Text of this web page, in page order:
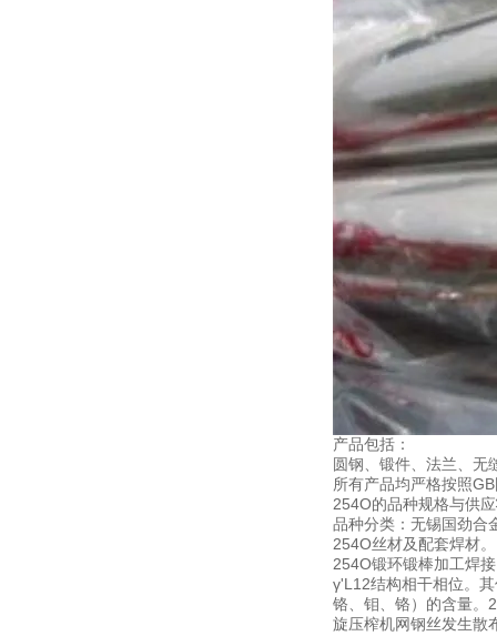
产品包括：
圆钢、锻件、法兰、无
所有产品均严格按照
254O的品种规格与供
品种分类：无锡国劲合
254O丝材及配套焊材。
254O锻环锻棒加工焊
γ'L12结构相干相位。
铬、钼、铬）的含量
旋压榨机网钢丝发生散